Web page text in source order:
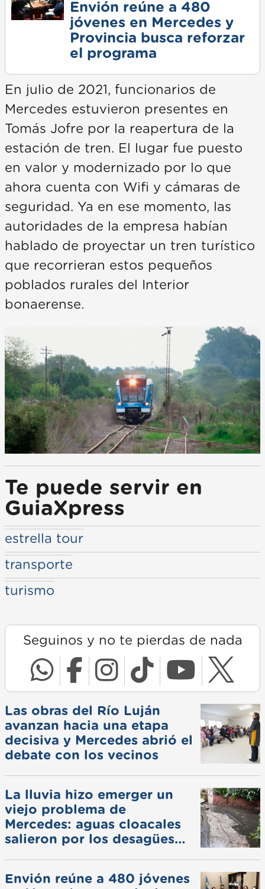
Envión reúne a 480
jóvenes en Mercedes y
Provincia busca reforzar
el programa
En julio de 2021, funcionarios de
Mercedes estuvieron presentes en
Tomás Jofre por la reapertura de la
estación de tren. El lugar fue puesto
en valor y modernizado por lo que
ahora cuenta con Wifi y cámaras de
seguridad. Ya en ese momento, las
autoridades de la empresa habían
hablado de proyectar un tren turístico
que recorrieran estos pequeños
poblados rurales del Interior
bonaerense.
Te puede servir en
GuiaXpress
estrella tour
transporte
turismo
Seguinos y no te pierdas de nada
Las obras del Río Luján
avanzan hacia una etapa
decisiva y Mercedes abrió el
debate con los vecinos
La lluvia hizo emerger un
viejo problema de
Mercedes: aguas cloacales
salieron por los desagües
Envión reúne a 480 jóvenes